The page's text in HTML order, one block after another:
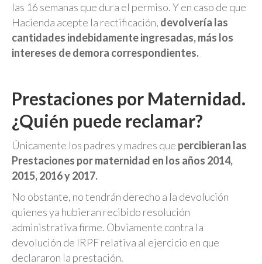
las 16 semanas que dura el permiso. Y en caso de que
Hacienda acepte la rectificación, devolvería las
cantidades indebidamente ingresadas, más los
intereses de demora correspondientes.
Prestaciones por Maternidad.
¿Quién puede reclamar?
Únicamente los padres y madres que percibieran las
Prestaciones por maternidad en los años 2014,
2015, 2016 y 2017.
No obstante, no tendrán derecho a la devolución
quienes ya hubieran recibido resolución
administrativa firme. Obviamente contra la
devolución de IRPF relativa al ejercicio en que
declararon la prestación.